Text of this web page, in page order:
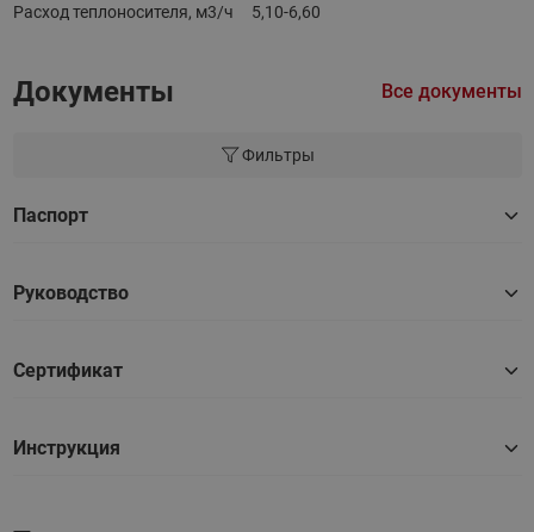
Расход теплоносителя, м3/ч 5,10-6,60
Документы Все документы
Фильтры
Паспорт
Руководство
Сертификат
Инструкция